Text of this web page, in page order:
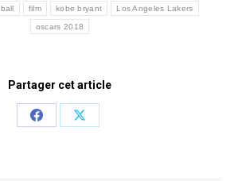
film kobe bryant Los Angeles Lakers
oscars 2018
Partager cet article
Share
Share